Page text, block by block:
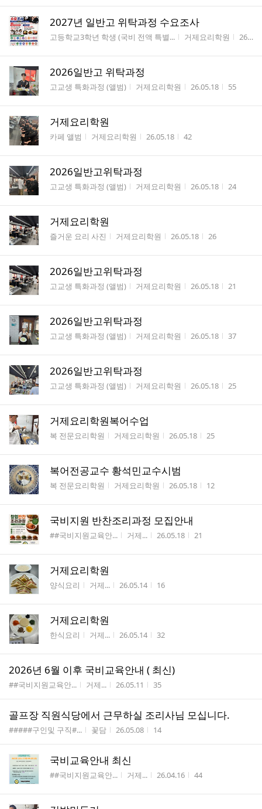
2027년 일반고 위탁과정 수요조사
게시판명
고등학교3학년 학생 (국비 전액 특별... 작성자
거제요리학원 작성
26.05.19
2026일반고 위탁과정
게시판명
고교생 특화과정 (앨범) 작성자
거제요리학원 작성시간
26.05.18 조회수
55
거제요리학원
게시판명
카페 앨범 작성자
거제요리학원 작성시간
26.05.18 조회수
42
2026일반고위탁과정
게시판명
고교생 특화과정 (앨범) 작성자
거제요리학원 작성시간
26.05.18 조회수
24
거제요리학원
게시판명
즐거운 요리 사진 작성자
거제요리학원 작성시간
26.05.18 조회수
26
2026일반고위탁과정
게시판명
고교생 특화과정 (앨범) 작성자
거제요리학원 작성시간
26.05.18 조회수
21
2026일반고위탁과정
게시판명
고교생 특화과정 (앨범) 작성자
거제요리학원 작성시간
26.05.18 조회수
37
2026일반고위탁과정
게시판명
고교생 특화과정 (앨범) 작성자
거제요리학원 작성시간
26.05.18 조회수
25
거제요리학원복어수업
게시판명
복 전문요리학원 작성자
거제요리학원 작성시간
26.05.18 조회수
25
복어전공교수 황석민교수시범
게시판명
복 전문요리학원 작성자
거제요리학원 작성시간
26.05.18 조회수
12
국비지원 반찬조리과정 모집안내
게시판명
##국비지원교육안... 작성자
거제... 작성시간
26.05.18 조회수
21
거제요리학원
게시판명
양식요리 작성자
거제... 작성시간
26.05.14 조회수
16
거제요리학원
게시판명
한식요리 작성자
거제... 작성시간
26.05.14 조회수
32
2026년 6월 이후 국비교육안내 ( 최신)
게시판명
##국비지원교육안... 작성자
거제... 작성시간
26.05.11 조회수
35
골프장 직원식당에서 근무하실 조리사님 모십니다.
게시판명
#####구인및 구직#... 작성자
꽃담 작성시간
26.05.08 조회수
14
국비교육안내 최신
게시판명
##국비지원교육안... 작성자
거제... 작성시간
26.04.16 조회수
44